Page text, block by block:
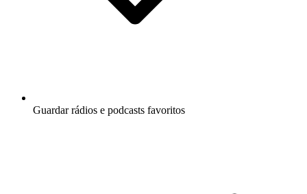
Guardar rádios e podcasts favoritos